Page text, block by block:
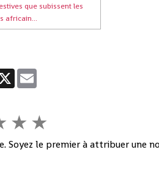
que subissent les
africain...
X
★ ★
Soyez le premier à attribuer une